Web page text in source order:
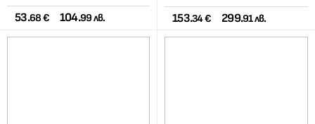
53.68 € 104.99 лв. 153.34 € 299.91 лв.